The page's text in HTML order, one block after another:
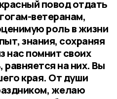
повод отдать
ветеранам,
роль в жизни
знания, сохраняя
нас помнит своих
на них. Вы
края. От души
желаю